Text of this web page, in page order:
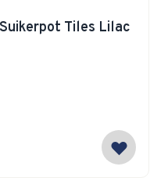
Tiles Lilac